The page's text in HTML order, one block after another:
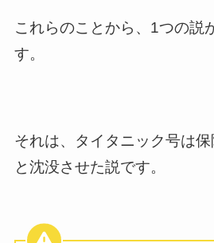
これらのことから、1つの説
す。
それは、タイタニック号は
と沈没させた説です。